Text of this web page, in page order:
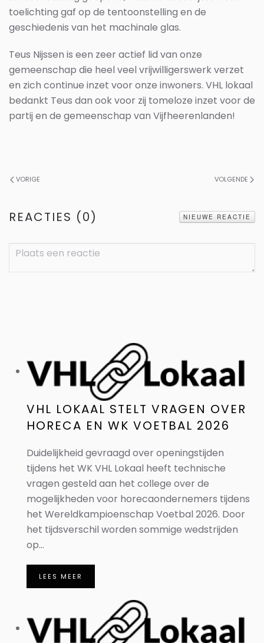
toelichting gaf op de tentoonstelling en de
geschiedenis van het machinale glas.
Teus Nijssen is een zeer actief lid van onze
gemeenschap die heel veel vrijwilligerswerk verzet
en zich continue inzet voor onze inwoners. VHL lokaal
bedankt Teus dan ook voor zij tomeloze inzet voor de
partij en de gemeenschap van Vijfheerenlanden!
VORIGE VOLGENDE
REACTIES (0) NIEUWE REACTIE
VHL LOKAAL STELT VRAGEN OVER
HORECA EN WK VOETBAL 2026
Duidelijkheid gevraagd over openingstijden
tijdens het WK VHL Lokaal heeft technische
vragen gesteld aan het college over de
mogelijkheden voor horecaondernemers tijdens
het Wereldkampioenschap Voetbal 2026. Door
het tijdsverschil worden sommige wedstrijden
op...
LEES MEER